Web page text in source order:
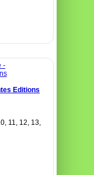
Editions
11, 12, 13,